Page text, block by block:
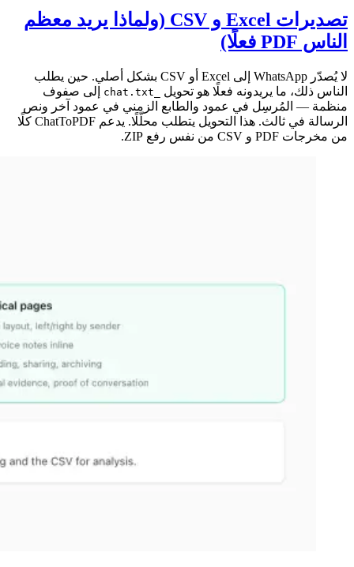
تصديرات Excel و CSV (ولماذا يريد معظم
الناس PDF فعلًا)
لا يُصدّر WhatsApp إلى Excel أو CSV بشكل أصلي. حين يطلب
الناس ذلك، ما يريدونه فعلًا هو تحويل
إلى صفوف
منظمة — المُرسِل في عمود والطابع الزمني في عمود آخر ونص
الرسالة في ثالث. هذا التحويل يتطلب محلّلًا. يدعم ChatToPDF كلًا
من مخرجات PDF و CSV من نفس رفع ZIP.